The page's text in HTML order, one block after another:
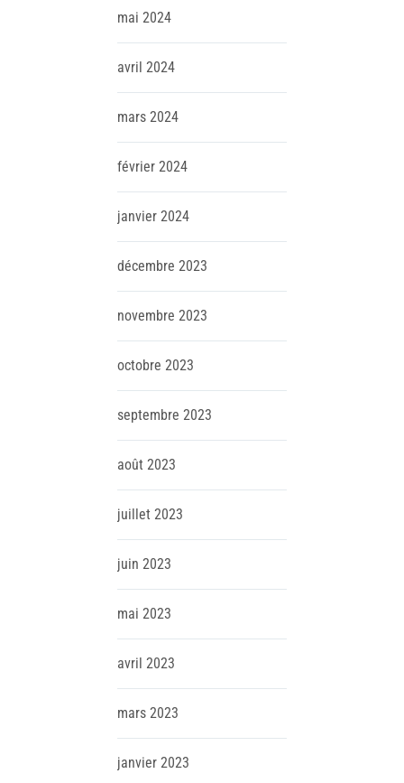
mai 2024
avril 2024
mars 2024
février 2024
janvier 2024
décembre 2023
novembre 2023
octobre 2023
septembre 2023
août 2023
juillet 2023
juin 2023
mai 2023
avril 2023
mars 2023
janvier 2023